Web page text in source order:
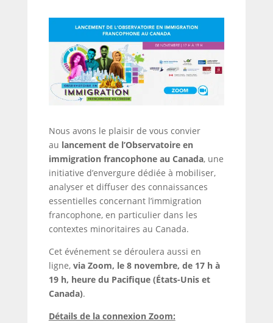
Nous avons le plaisir de vous convier
au lancement de l’Observatoire en
immigration francophone au Canada, une
initiative d’envergure dédiée à mobiliser,
analyser et diffuser des connaissances
essentielles concernant l’immigration
francophone, en particulier dans les
contextes minoritaires au Canada.
Cet événement se déroulera aussi en
ligne, via Zoom, le 8 novembre, de 17 h à
19 h, heure du Pacifique (États-Unis et
Canada).
Détails de la connexion Zoom: